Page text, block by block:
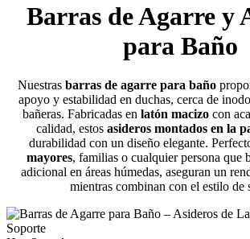
Barras de Agarre y
para Baño
Nuestras barras de agarre para baño
apoyo y estabilidad en duchas, cerca de
bañeras. Fabricadas en latón macizo con
calidad, estos asideros montados en la
durabilidad con un diseño elegante.
mayores, familias o cualquier persona que
adicional en áreas húmedas, aseguran un
mientras combinan con el estilo de